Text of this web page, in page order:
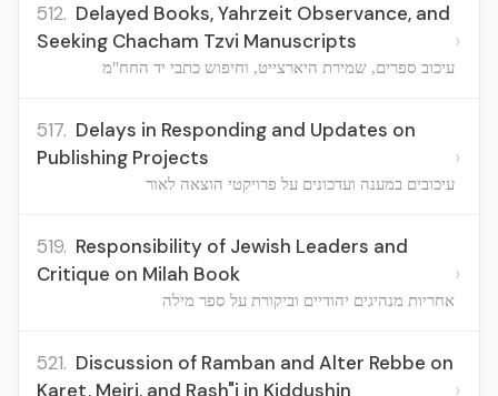
512. Delayed Books, Yahrzeit Observance, and
Seeking Chacham Tzvi Manuscripts
עיכוב ספרים, שמירת היארצייט, וחיפוש כתבי יד החח"מ
›
517. Delays in Responding and Updates on
Publishing Projects
עיכובים במענה ועדכונים על פרויקטי הוצאה לאור
›
519. Responsibility of Jewish Leaders and
Critique on Milah Book
אחריות מנהיגים יהודיים וביקורת על ספר מילה
›
521. Discussion of Ramban and Alter Rebbe on
Karet, Meiri, and Rash"i in Kiddushin
›